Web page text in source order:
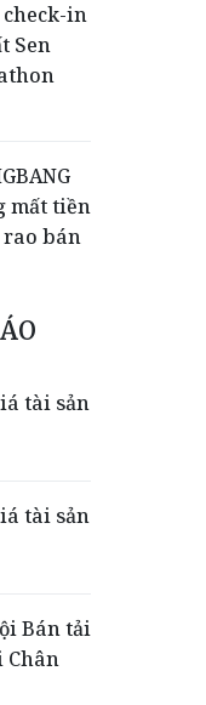
in
Sen
mất tiền
bán
của
nghiệm
hiểm
tài sản
tài sản
Bán tải
Chân